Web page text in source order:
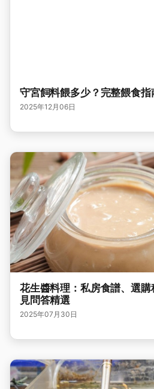
守宮飼料餵多少？完整餵食
2025年12月06日
花生醬料理：私房食譜、選
見問答精選
2025年07月30日